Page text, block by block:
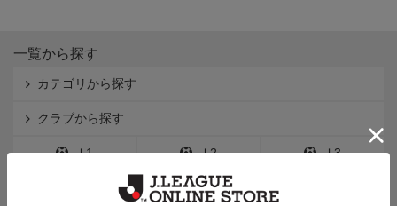
一覧から探す
カテゴリから探す
クラブから探す
Ｊ1 Ｊ2 Ｊ3
インフォメーション